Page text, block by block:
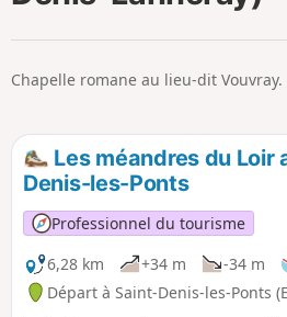
Chapelle romane au lieu-dit Vouvray.
Les méandres du Loir
Denis-les-Ponts
Professionnel du tourisme
6,28 km
+34 m -34 m
Départ à Saint-Denis-les-Ponts